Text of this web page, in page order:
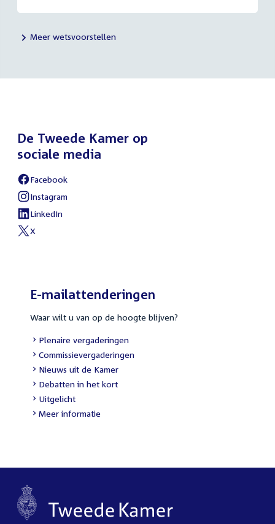
Meer wetsvoorstellen
De Tweede Kamer op
sociale media
External
link:
Facebook
External
link:
Instagram
External
link:
LinkedIn
External
X
E-mailattenderingen
Waar wilt u van op de hoogte blijven?
External
link:
Plenaire vergaderingen
External
link:
Commissievergaderingen
External
link:
Nieuws uit de Kamer
External
link:
Debatten in het kort
External
link:
Uitgelicht
Meer informatie